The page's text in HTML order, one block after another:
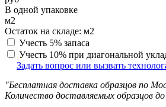
В одной упаковке
м2
Остаток на складе: м2
Учесть 5% запаса
Учесть 10% при диагональной
Задать вопрос или вызвать
"Бесплатная доставка образцов по
Количество доставляемых образцов